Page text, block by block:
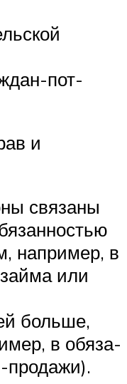
пот­
и
связаны
например, в
или
больше,
в обяза­
продажи).